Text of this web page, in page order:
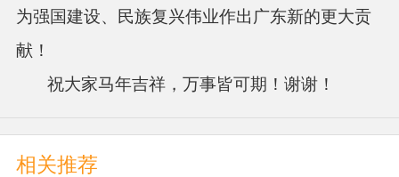
为强国建设、民族复兴伟业作出广东新的更大贡
献！
祝大家马年吉祥，万事皆可期！谢谢！
相关推荐